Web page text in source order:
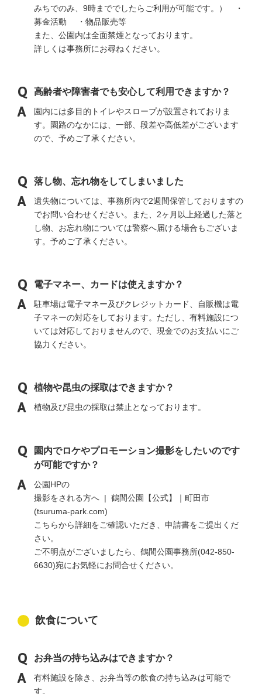
みちでのみ、9時まででしたらご利用が可能です。） ・
募金活動 ・物品販売等
また、公園内は全面禁煙となっております。
詳しくは事務所にお尋ねください。
高齢者や障害者でも安心して利用できますか？
園内には多目的トイレやスロープが設置されておりま
す。園路のなかには、一部、段差や高低差がございます
ので、予めご了承ください。
落し物、忘れ物をしてしまいました
遺失物については、事務所内で2週間保管しておりますの
でお問い合わせください。また、2ヶ月以上経過した落と
し物、お忘れ物については警察へ届ける場合もございま
す。予めご了承ください。
電子マネー、カードは使えますか？
駐車場は電子マネー及びクレジットカード、自販機は電
子マネーの対応をしております。ただし、有料施設につ
いては対応しておりませんので、現金でのお支払いにご
協力ください。
植物や昆虫の採取はできますか？
植物及び昆虫の採取は禁止となっております。
園内でロケやプロモーション撮影をしたいのです
が可能ですか？
公園HPの
撮影をされる方へ | 鶴間公園【公式】｜町田市
(tsuruma-park.com)
こちらから詳細をご確認いただき、申請書をご提出くだ
さい。
ご不明点がございましたら、鶴間公園事務所(042-850-
6630)宛にお気軽にお問合せください。
飲食について
お弁当の持ち込みはできますか？
有料施設を除き、お弁当等の飲食の持ち込みは可能で
す。